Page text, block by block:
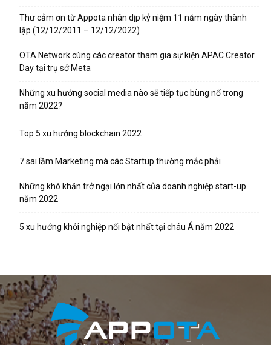
Thư cảm ơn từ Appota nhân dịp kỷ niệm 11 năm ngày thành
lập (12/12/2011 – 12/12/2022)
OTA Network cùng các creator tham gia sự kiện APAC Creator
Day tại trụ sở Meta
Những xu hướng social media nào sẽ tiếp tục bùng nổ trong
năm 2022?
Top 5 xu hướng blockchain 2022
7 sai lầm Marketing mà các Startup thường mắc phải
Những khó khăn trở ngại lớn nhất của doanh nghiệp start-up
năm 2022
5 xu hướng khởi nghiệp nổi bật nhất tại châu Á năm 2022